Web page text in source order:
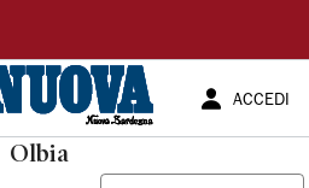
ACCEDI
Olbia